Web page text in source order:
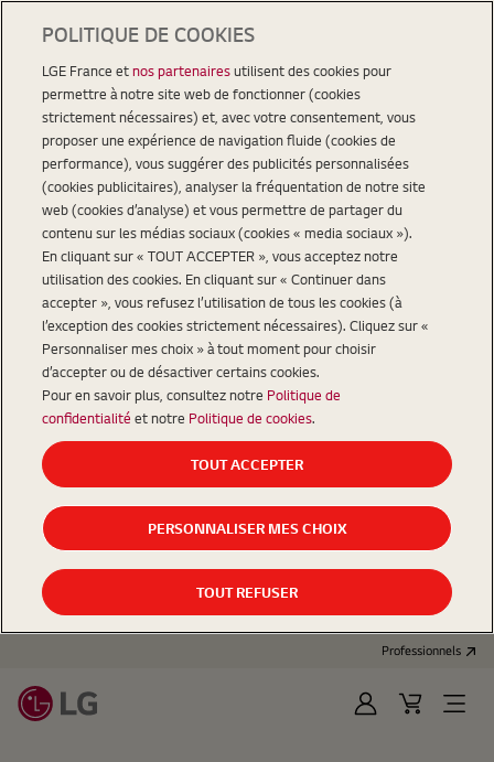
Professionnels
Se
PanierOpen
POLITIQUE DE COOKIES
LGE France etnos partenairesutilisent des cookies pour
permettre à notre site web de fonctionner (cookies
strictement nécessaires) et, avec votre consentement, vous
proposer une expérience de navigation fluide (cookies de
performance), vous suggérer des publicités personnalisées
(cookies publicitaires), analyser la fréquentation de notre site
web (cookies d’analyse) et vous permettre de partager du
contenu sur les médias sociaux (cookies « media sociaux »).
En cliquant sur « TOUT ACCEPTER », vous acceptez notre
utilisation des cookies. En cliquant sur « Continuer dans
accepter », vous refusez l’utilisation de tous les cookies (à
l’exception des cookies strictement nécessaires). Cliquez sur «
Personnaliser mes choix » à tout moment pour choisir
d’accepter ou de désactiver certains cookies.
Pour en savoir plus, consultez notre Politique de
confidentialité et notre Politique de cookies.
TOUT ACCEPTER
PERSONNALISER MES CHOIX
TOUT REFUSER